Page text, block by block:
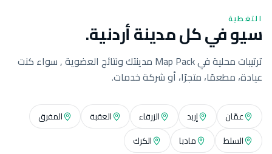
التغطية
سيو في كل مدينة أردنية.
ترتيبات محلية في Map Pack مدينتك ونتائج العضوية , سواء كنت
عيادة، مطعمًا، متجرًا، أو شركة خدمات.
عمّان إربد الزرقاء العقبة
المفرق
السلط
مادبا الكرك